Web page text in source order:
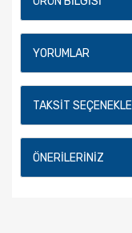
YORUMLAR
TAKSIT
ÖNERILERINIZ